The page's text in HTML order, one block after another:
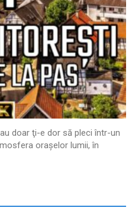
doar ţi-e dor să pleci într-un
oraşelor lumii, în